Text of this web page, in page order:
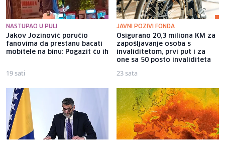
NASTUPAO U PULI
Jakov Jozinović poručio
fanovima da prestanu bacati
mobitele na binu: Pogazit ću ih
19 sati
JAVNI POZIVI FONDA
Osigurano 20,3 miliona KM za
zapošljavanje osoba s
invaliditetom, prvi put i za
one sa 50 posto invaliditeta
23 sata